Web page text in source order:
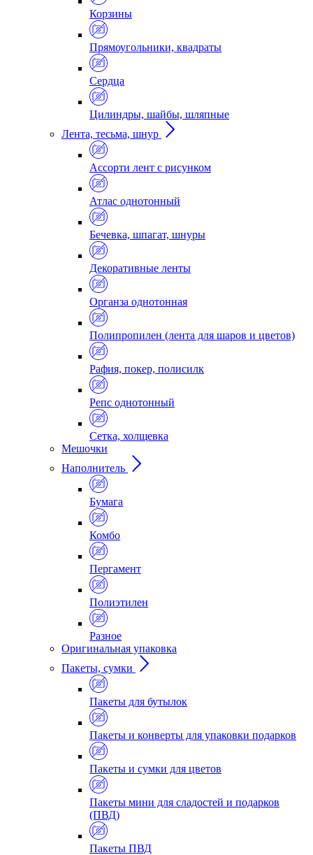
Корзины
Прямоугольники, квадраты
Сердца
Цилиндры, шайбы, шляпные
Лента, тесьма, шнур
Ассорти лент с рисунком
Атлас однотонный
Бечевка, шпагат, шнуры
Декоративные ленты
Органза однотонная
Полипропилен (лента для шаров и цветов)
Рафия, покер, полисилк
Репс однотонный
Сетка, холщевка
Мешочки
Наполнитель
Бумага
Комбо
Пергамент
Полиэтилен
Разное
Оригинальная упаковка
Пакеты, сумки
Пакеты для бутылок
Пакеты и конверты для упаковки подарков
Пакеты и сумки для цветов
Пакеты мини для сладостей и подарков
(ПВД)
Пакеты ПВД